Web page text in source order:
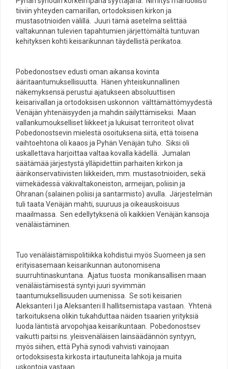
tiiviin yhteyden camarillan, ortodoksisen kirkon ja
mustasotnioiden välillä. Juuri tämä asetelma selittää
valtakunnan tulevien tapahtumien järjettömältä tuntuvan
kehityksen kohti keisarikunnan täydellistä perikatoa.
Pobedonostsev edusti oman aikansa kovinta
ääritaantumuksellisuutta. Hänen yhteiskunnallinen
näkemyksensä perustui ajatukseen absoluuttisen
keisarivallan ja ortodoksisen uskonnon välttämättömyydestä
Venäjän yhtenäisyyden ja mahdin säilyttämiseksi. Maan
vallankumoukselliset liikkeet ja lukuisat terroriteot olivat
Pobedonostsevin mielestä osoituksena siitä, että toisena
vaihtoehtona oli kaaos ja Pyhän Venäjän tuho. Siksi oli
uskallettava harjoittaa valtaa kovalla kädellä. Jumalan
säätämää järjestystä ylläpidettiin parhaiten kirkon ja
äärikonservatiivisten liikkeiden, mm. mustasotnioiden, sekä
viimekädessä väkivaltakoneiston, armeijan, poliisin ja
Ohranan (salainen poliisi ja santarmisto) avulla. Järjestelmän
tuli taata Venäjän mahti, suuruus ja oikeauskoisuus
maailmassa. Sen edellytyksenä oli kaikkien Venäjän kansoja
venäläistäminen.
Tuo venäläistämispolitiikka kohdistui myös Suomeen ja sen
erityisasemaan keisarikunnan autonomisena
suurruhtinaskuntana. Ajatus tuosta monikansallisen maan
venäläistämisestä syntyi juuri syvimmän
taantumuksellisuuden uumenissa. Se soti keisarien
Aleksanteri I ja Aleksanteri II hallitsemistapa vastaan. Yhtenä
tarkoituksena olikin tukahduttaa näiden tsaarien yrityksiä
luoda läntistä arvopohjaa keisarikuntaan. Pobedonostsev
vaikutti paitsi ns. yleisvenäläisen lainsäädännön syntyyn,
myös siihen, että Pyhä synodi vahvisti vainojaan
ortodoksisesta kirkosta irtautuneita lahkoja ja muita
uskontoja vastaan.